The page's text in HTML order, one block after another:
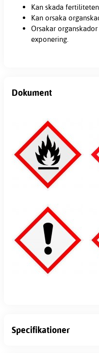
Kan skada
Kan orsaka
Orsakar
exponering.
Dokument
Specifikationer